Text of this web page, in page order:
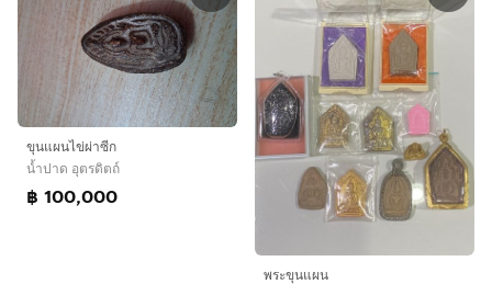
ขุนแผนไข่ผ่าซีก
น้ำปาด อุตรดิตถ์
฿ 100,000
พระขุนแผน